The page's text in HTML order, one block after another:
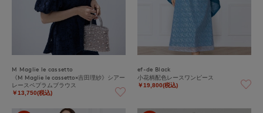
M Maglie le cassetto
《M Maglie le cassetto×吉田理紗》シアー
レースペプラムブラウス
￥13,750(税込)
ef-de Black
小花柄配色レースワンピース
￥19,800(税込)